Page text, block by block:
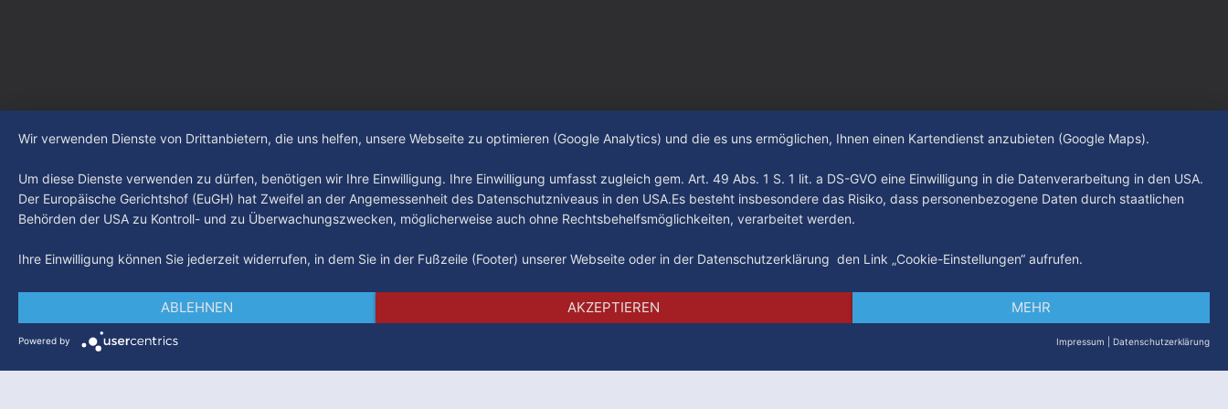
ImpressumDatenschutzAGB
Wir verwenden Dienste von Drittanbietern, die uns helfen, unsere Webseite zu optimieren (Google Analytics) und die es uns ermöglichen, Ihnen einen Kartendienst anzubieten (Google Maps).
Um diese Dienste verwenden zu dürfen, benötigen wir Ihre Einwilligung. Ihre Einwilligung umfasst zugleich gem. Art. 49 Abs. 1 S. 1 lit. a DS-GVO eine Einwilligung in die Datenverarbeitung in den USA.
Der Europäische Gerichtshof (EuGH) hat Zweifel an der Angemessenheit des Datenschutzniveaus in den USA.Es besteht insbesondere das Risiko, dass personenbezogene Daten durch staatlichen
Behörden der USA zu Kontroll- und zu Überwachungszwecken, möglicherweise auch ohne Rechtsbehelfsmöglichkeiten, verarbeitet werden.
Ihre Einwilligung können Sie jederzeit widerrufen, in dem Sie in der Fußzeile (Footer) unserer Webseite oder in der Datenschutzerklärung den Link „Cookie-Einstellungen“ aufrufen.
ABLEHNEN AKZEPTIEREN MEHR
Powered by Impressum Datenschutzerklärung